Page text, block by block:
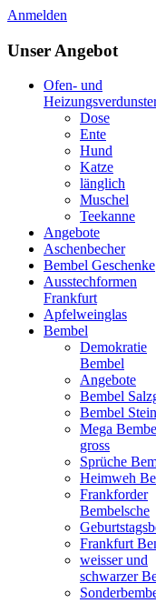
Anmelden
Unser Angebot
Ofen- und
Dose
Ente
Hund
Katze
länglich
Muschel
Teekanne
Angebote
Aschenbecher
Bembel Geschenke
Ausstechformen
Frankfurt
Apfelweinglas
Bembel
Demokratie
Bembel
Angebote
Bembel
Bembel
Mega
gross
Sprüche
Heimweh
Frankforder
Bembelsche
Frankfurt
weisser und
schwarzer